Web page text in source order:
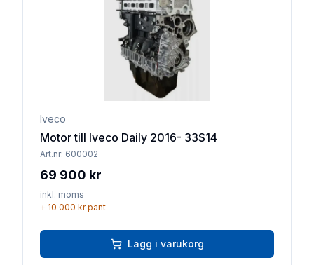
Iveco
Motor till Iveco Daily 2016- 33S14
Art.nr: 600002
69 900 kr
inkl. moms
+ 10 000 krpant
Lägg i varukorg